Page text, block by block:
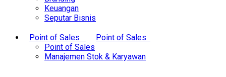
Keuangan
Seputar Bisnis
Point of Sales
Point of Sales
Point of Sales
Manajemen Stok & Karyawan